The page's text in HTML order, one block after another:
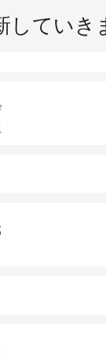
していき